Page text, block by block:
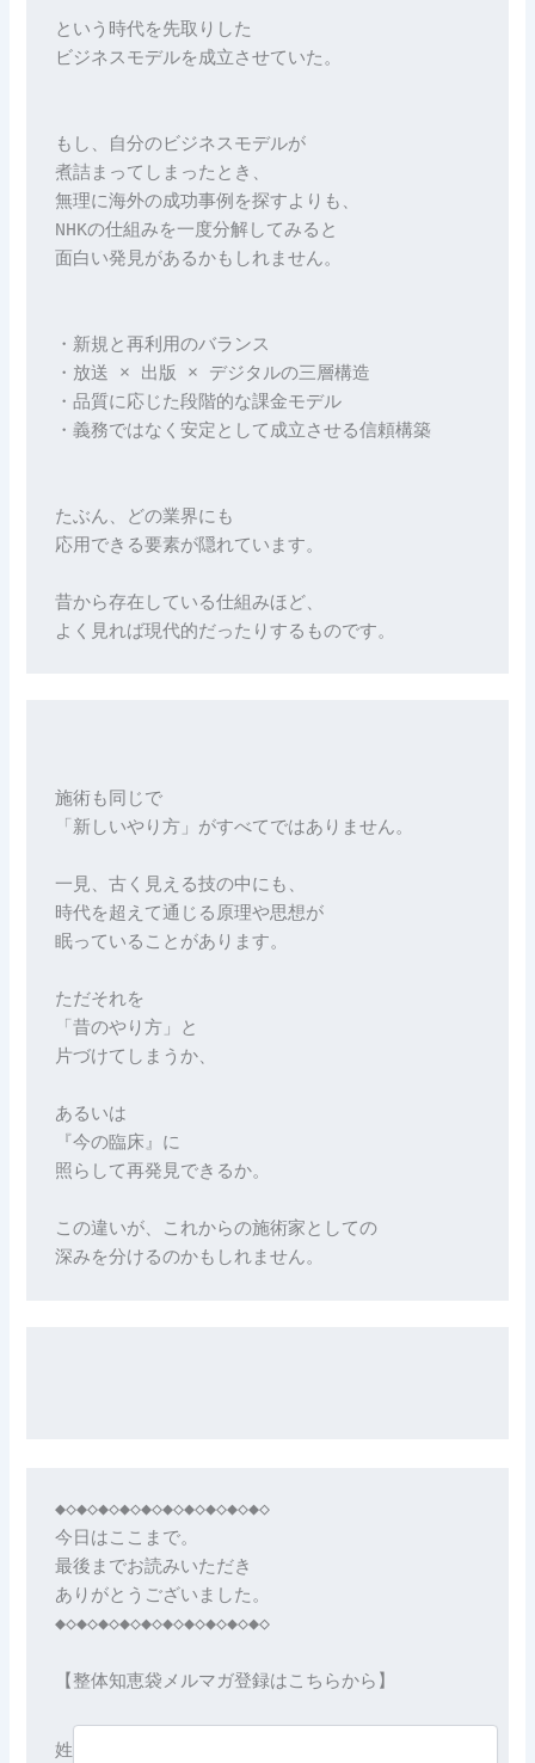
という時代を先取りした
ビジネスモデルを成立させていた。
もし、自分のビジネスモデルが
煮詰まってしまったとき、
無理に海外の成功事例を探すよりも、
NHKの仕組みを一度分解してみると
面白い発見があるかもしれません。
・新規と再利用のバランス
・放送 × 出版 × デジタルの三層構造
・品質に応じた段階的な課金モデル
・義務ではなく安定として成立させる信頼構築
たぶん、どの業界にも
応用できる要素が隠れています。
昔から存在している仕組みほど、
よく見れば現代的だったりするものです。
施術も同じで
「新しいやり方」がすべてではありません。
一見、古く見える技の中にも、
時代を超えて通じる原理や思想が
眠っていることがあります。
ただそれを
「昔のやり方」と
片づけてしまうか、
あるいは
『今の臨床』に
照らして再発見できるか。
この違いが、これからの施術家としての
深みを分けるのかもしれません。
◆◇◆◇◆◇◆◇◆◇◆◇◆◇◆◇◆◇◆◇
今日はここまで。
最後までお読みいただき
ありがとうございました。
◆◇◆◇◆◇◆◇◆◇◆◇◆◇◆◇◆◇◆◇
【整体知恵袋メルマガ登録はこちらから】
姓